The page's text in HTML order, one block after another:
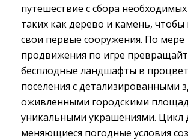
путешествие с сбора необходимых
таких как дерево и камень, чтобы
свои первые сооружения. По мере
продвижения по игре
бесплодные ландшафты в
поселения с детализированными
оживленными городскими
уникальными украшениями. Цикл
меняющиеся погодные условия